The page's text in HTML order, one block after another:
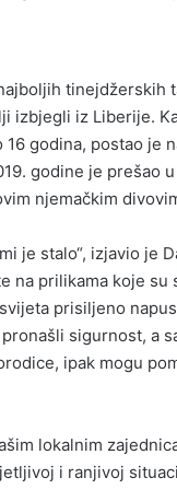
tinejdžerskih
izbjegli iz Liberije.
godina, postao je
godine je prešao
njemačkim
je stalo“, izjavio je
na prilikama koje
prisiljeno
sigurnost, a
ipak mogu
lokalnim
i ranjivoj